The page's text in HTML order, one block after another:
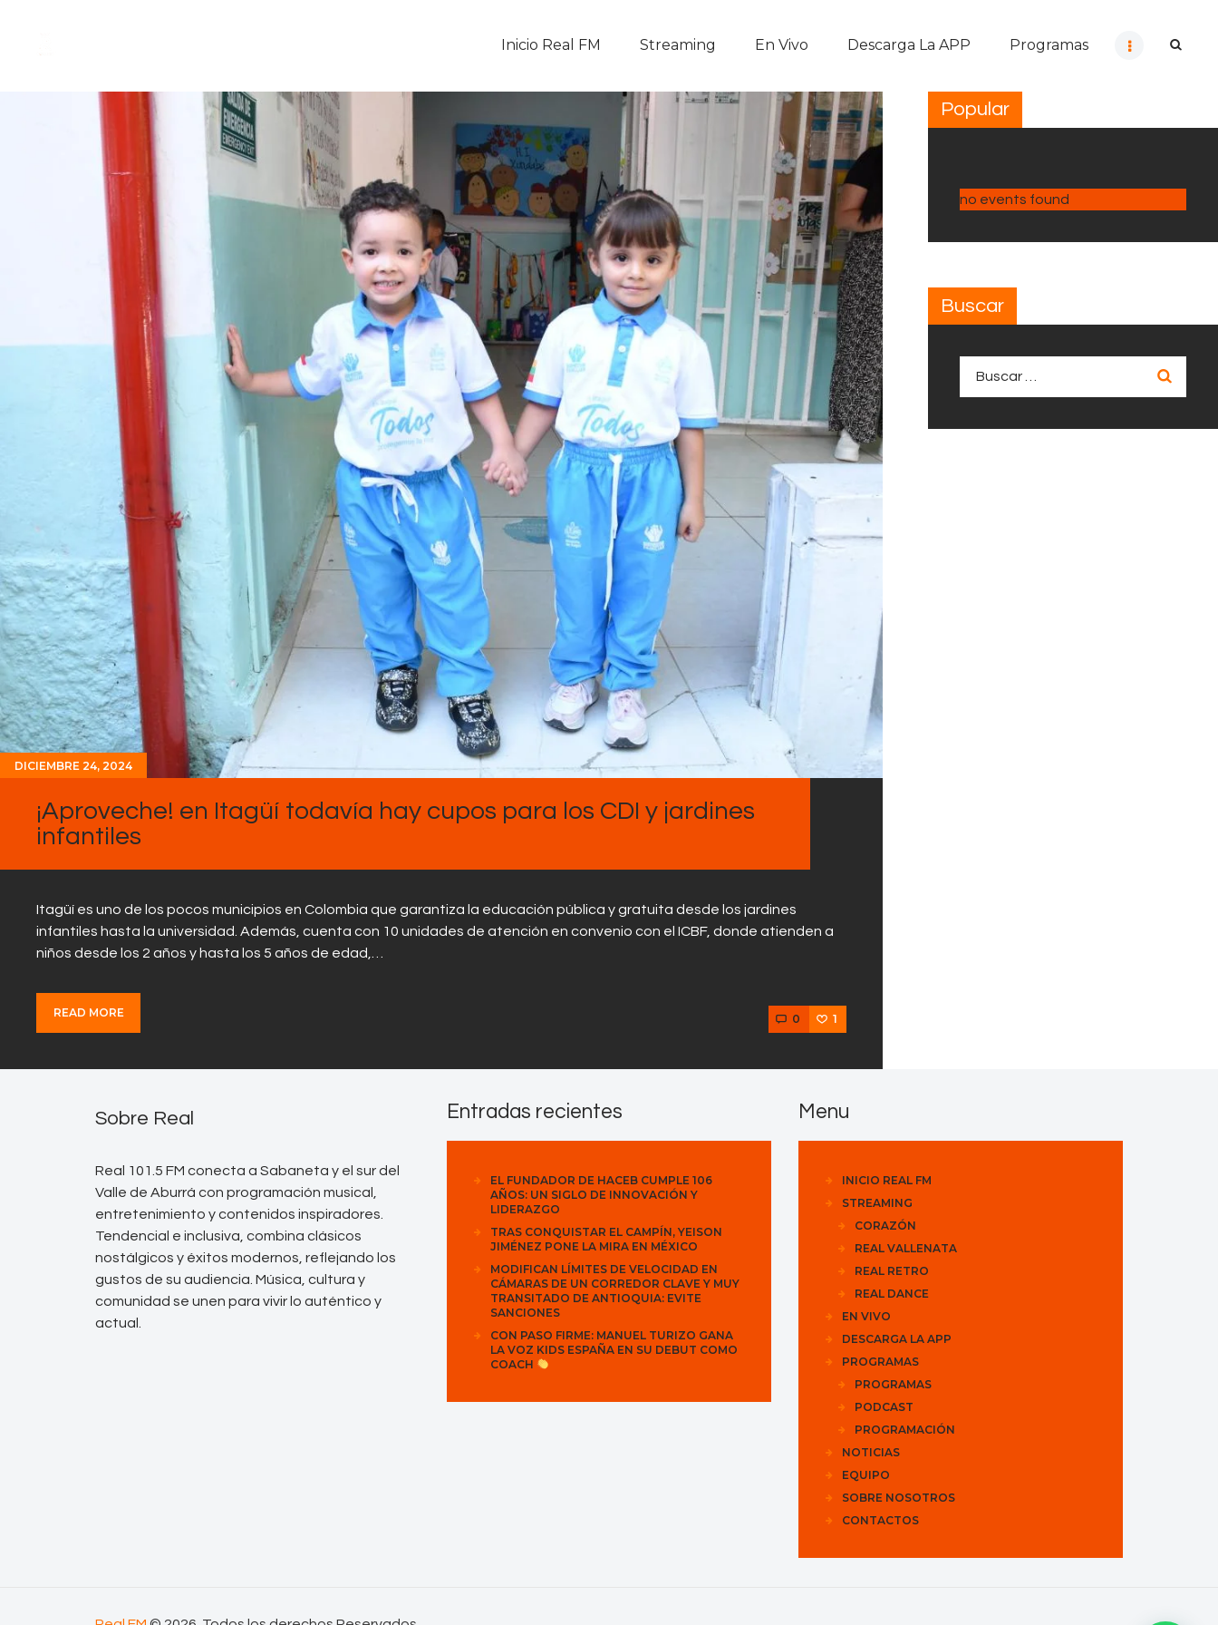
Inicio Real FM Streaming En Vivo Descarga La APP Programas
En Vivo
Descarga La APP
Programas
Noticias
Equipo
Sobre Nosotros
Contactos
DICIEMBRE 24, 2024
¡Aproveche! en Itagüí todavía hay cupos para los CDI y jardines
infantiles
Itagüí es uno de los pocos municipios en Colombia que garantiza la educación pública y gratuita desde los jardines
infantiles hasta la universidad. Además, cuenta con 10 unidades de atención en convenio con el ICBF, donde atienden a
niños desde los 2 años y hasta los 5 años de edad,…
READ MORE 0 1
Popular
no events found
Buscar
Sobre Real
Real 101.5 FM conecta a Sabaneta y el sur del
Valle de Aburrá con programación musical,
entretenimiento y contenidos inspiradores.
Tendencial e inclusiva, combina clásicos
nostálgicos y éxitos modernos, reflejando los
gustos de su audiencia. Música, cultura y
comunidad se unen para vivir lo auténtico y
actual.
Entradas recientes
EL FUNDADOR DE HACEB CUMPLE 106
AÑOS: UN SIGLO DE INNOVACIÓN Y
LIDERAZGO
TRAS CONQUISTAR EL CAMPÍN, YEISON
JIMÉNEZ PONE LA MIRA EN MÉXICO
MODIFICAN LÍMITES DE VELOCIDAD EN
CÁMARAS DE UN CORREDOR CLAVE Y MUY
TRANSITADO DE ANTIOQUIA: EVITE
SANCIONES
CON PASO FIRME: MANUEL TURIZO GANA
LA VOZ KIDS ESPAÑA EN SU DEBUT COMO
COACH
Menu
INICIO REAL FM
STREAMING
CORAZÓN
REAL VALLENATA
REAL RETRO
REAL DANCE
EN VIVO
DESCARGA LA APP
PROGRAMAS
PROGRAMAS
PODCAST
PROGRAMACIÓN
NOTICIAS
EQUIPO
SOBRE NOSOTROS
CONTACTOS